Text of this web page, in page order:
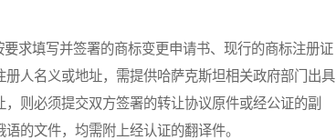
填写并签署的商标变更申请书、现行的商标注册证
人名义或地址，需提供哈萨克斯坦相关政府部门出具
则必须提交双方签署的转让协议原件或经公证的副
的文件，均需附上经认证的翻译件。